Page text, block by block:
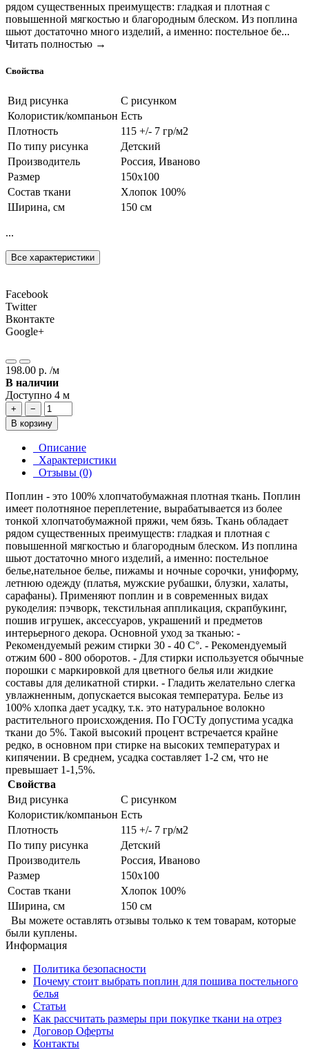
рядом существенных преимуществ: гладкая и плотная с
повышенной мягкостью и благородным блеском. Из поплина
шьют достаточно много изделий, а именно: постельное бе...
Читать полностью →
Свойства
Вид рисунка
С рисунком
Колористик/компаньон Есть
Плотность
115 +/- 7 гр/м2
По типу рисунка
Детский
Производитель
Россия, Иваново
Размер
150х100
Состав ткани
Хлопок 100%
Ширина, см
150 см
...
Все характеристики
Facebook
Twitter
Вконтакте
Google+
198.00 р. /м
В наличии
Доступно 4 м
+
−
В корзину
Описание
Характеристики
Отзывы (0)
Поплин - это 100% хлопчатобумажная плотная ткань. Поплин
имеет полотняное переплетение, вырабатывается из более
тонкой хлопчатобумажной пряжи, чем бязь. Ткань обладает
рядом существенных преимуществ: гладкая и плотная с
повышенной мягкостью и благородным блеском. Из поплина
шьют достаточно много изделий, а именно: постельное
белье,нательное белье, пижамы и ночные сорочки, униформу,
летнюю одежду (платья, мужские рубашки, блузки, халаты,
сарафаны). Применяют поплин и в современных видах
рукоделия: пэчворк, текстильная аппликация, скрапбукинг,
пошив игрушек, аксессуаров, украшений и предметов
интерьерного декора. Основной уход за тканью: -
Рекомендуемый режим стирки 30 - 40 С°. - Рекомендуемый
отжим 600 - 800 оборотов. - Для стирки используется обычные
порошки с маркировкой для цветного белья или жидкие
составы для деликатной стирки. - Гладить желательно слегка
увлажненным, допускается высокая температура. Белье из
100% хлопка дает усадку, т.к. это натуральное волокно
растительного происхождения. По ГОСТу допустима усадка
ткани до 5%. Такой высокий процент встречается крайне
редко, в основном при стирке на высоких температурах и
кипячении. В среднем, усадка составляет 1-2 см, что не
превышает 1-1,5%.
Свойства
Вид рисунка
С рисунком
Колористик/компаньон Есть
Плотность
115 +/- 7 гр/м2
По типу рисунка
Детский
Производитель
Россия, Иваново
Размер
150х100
Состав ткани
Хлопок 100%
Ширина, см
150 см
Вы можете оставлять отзывы только к тем товарам, которые
были куплены.
Информация
Политика безопасности
Почему стоит выбрать поплин для пошива постельного
белья
Статьи
Как рассчитать размеры при покупке ткани на отрез
Договор Оферты
Контакты